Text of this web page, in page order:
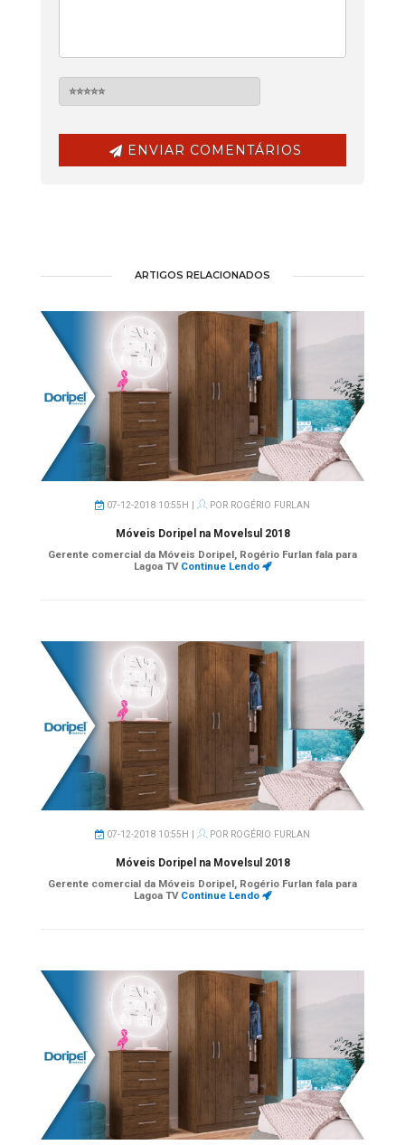
ENVIAR COMENTÁRIOS
ARTIGOS RELACIONADOS
07-12-2018 10:55H | POR ROGÉRIO FURLAN
Móveis Doripel na Movelsul 2018
Gerente comercial da Móveis Doripel, Rogério Furlan fala para
Lagoa TV Continue Lendo
07-12-2018 10:55H | POR ROGÉRIO FURLAN
Móveis Doripel na Movelsul 2018
Gerente comercial da Móveis Doripel, Rogério Furlan fala para
Lagoa TV Continue Lendo